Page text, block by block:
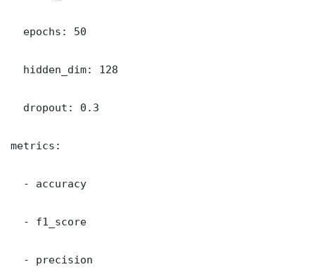
  epochs: 50
  hidden_dim: 128
  dropout: 0.3
metrics:
  - accuracy
  - f1_score
  - precision